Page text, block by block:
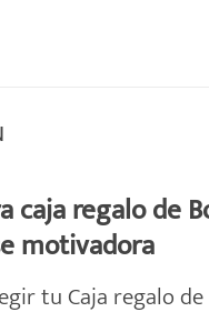
caja regalo de
motivadora
tuCaja regalo de